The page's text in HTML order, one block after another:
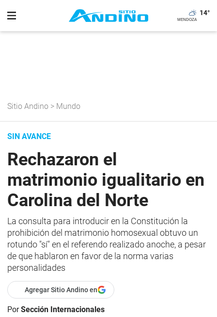
14°
Sitio Andino > Mundo
SIN AVANCE
Rechazaron el
matrimonio igualitario en
Carolina del Norte
La consulta para introducir en la Constitución la
prohibición del matrimonio homosexual obtuvo un
rotundo "sí" en el referendo realizado anoche, a pesar
de que hablaron en favor de la norma varias
personalidades
Agregar Sitio Andino en
PorSección Internacionales